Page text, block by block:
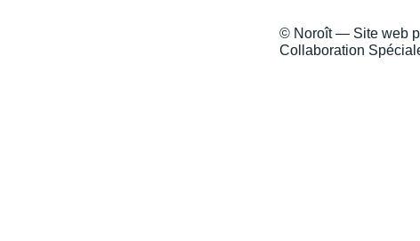
© Noroît — Site web
Collaboration